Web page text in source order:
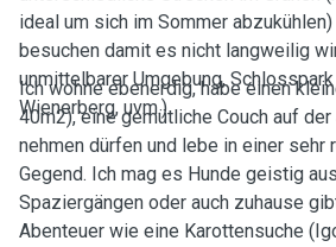
ideal um sich im Sommer
besuchen damit es nicht langweilig
unmittelbarer Umgebung,
Wienerberg, uvm.)
Ich wohne ebenerdig, habe einen
40m2), eine gemütliche Couch auf
nehmen dürfen und lebe in einer sehr
Gegend. Ich mag es Hunde geistig
Spaziergängen oder auch zuhause
Abenteuer wie eine Karottensuche